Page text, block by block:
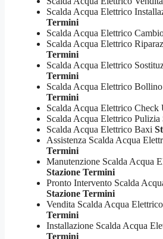
Scalda Acqua Elettrico
Termini
Scalda Acqua Elettrico
Scalda Acqua Elettrico
Termini
Scalda Acqua Elettrico
Termini
Scalda Acqua Elettrico
Termini
Scalda Acqua Elettrico Check
Scalda Acqua Elettrico Pulizia
Scalda Acqua Elettrico Baxi
Assistenza Scalda Acqua
Termini
Manutenzione Scalda Acqua
Stazione Termini
Pronto Intervento Scalda
Stazione Termini
Vendita Scalda Acqua
Termini
Installazione Scalda Acqua
Termini